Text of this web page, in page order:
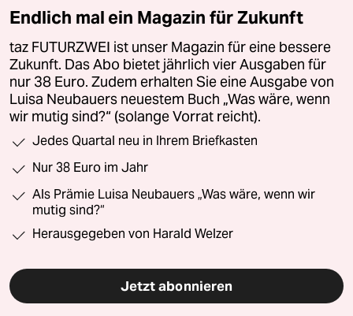
Endlich mal ein Magazin für Zukunft
taz FUTURZWEI ist unser Magazin für eine bessere
Zukunft. Das Abo bietet jährlich vier Ausgaben für
nur 38 Euro. Zudem erhalten Sie eine Ausgabe von
Luisa Neubauers neuestem Buch „Was wäre, wenn
wir mutig sind?“ (solange Vorrat reicht).
Jedes Quartal neu in Ihrem Briefkasten
Nur 38 Euro im Jahr
Als Prämie Luisa Neubauers „Was wäre, wenn wir
mutig sind?“
Herausgegeben von Harald Welzer
Jetzt abonnieren